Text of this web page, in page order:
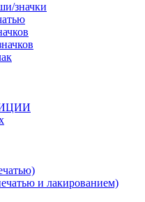
значки
и лакированием)